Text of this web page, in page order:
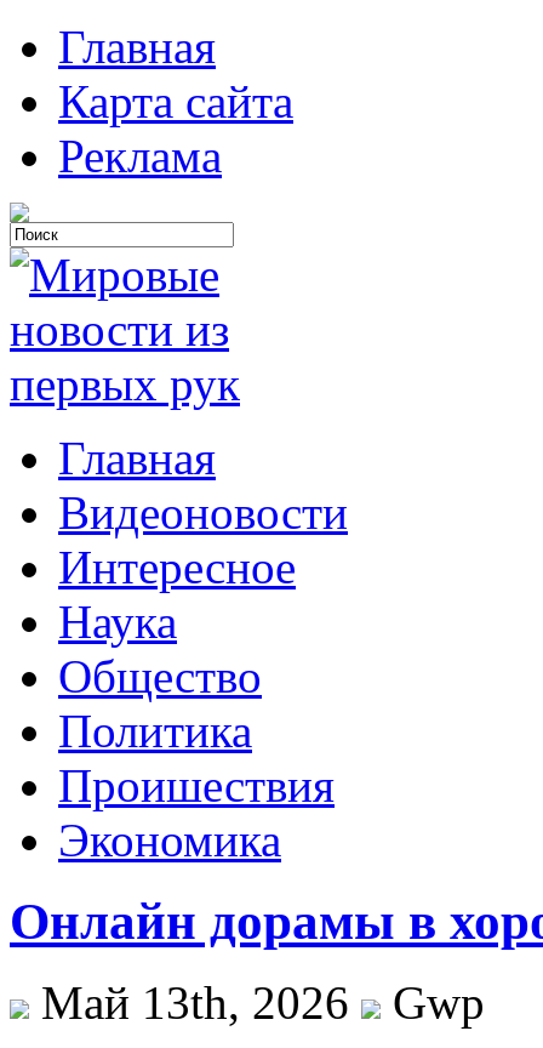
Главная
Карта сайта
Реклама
Главная
Видеоновости
Интересное
Наука
Общество
Политика
Проишествия
Экономика
Онлайн дорамы в
Май 13th, 2026
Gwp